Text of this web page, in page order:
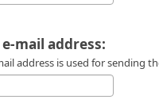
mail address:
address is used for sending